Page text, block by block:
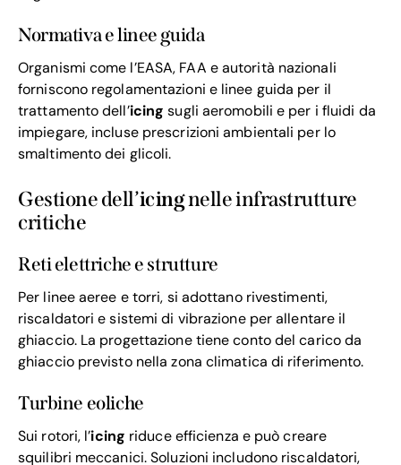
Normativa e linee guida
Organismi come l’EASA, FAA e autorità nazionali
forniscono regolamentazioni e linee guida per il
trattamento dell’icing sugli aeromobili e per i fluidi da
impiegare, incluse prescrizioni ambientali per lo
smaltimento dei glicoli.
Gestione dell’icingnelle infrastrutture
critiche
Reti elettriche e strutture
Per linee aeree e torri, si adottano rivestimenti,
riscaldatori e sistemi di vibrazione per allentare il
ghiaccio. La progettazione tiene conto del carico da
ghiaccio previsto nella zona climatica di riferimento.
Turbine eoliche
Sui rotori, l’icing riduce efficienza e può creare
squilibri meccanici. Soluzioni includono riscaldatori,